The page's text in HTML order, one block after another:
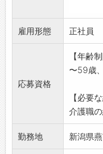
・見守
○令和6
者制に
法人愛
す。
雇用形態 正社員
応募資格
【年齢
〜59歳
【必要
介護職
勤務地 新潟県